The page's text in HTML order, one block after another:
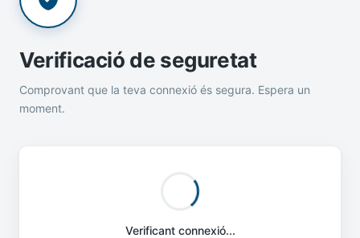
Verificació de seguretat
Comprovant que la teva connexió és segura. Espera un
moment.
Verificant connexió...